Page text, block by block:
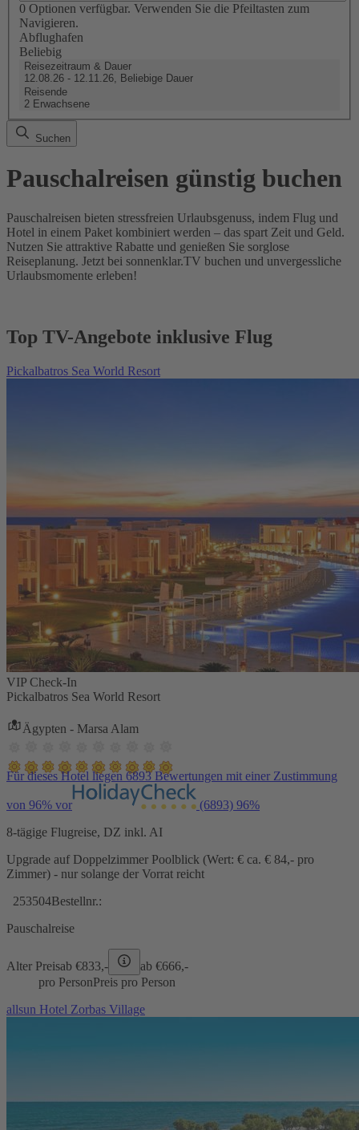
0 Optionen verfügbar. Verwenden Sie die Pfeiltasten zum
Navigieren.
Abflughafen
Beliebig
Reisezeitraum & Dauer
12.08.26 - 12.11.26, Beliebige Dauer
Reisende
2 Erwachsene
Suchen
Pauschalreisen günstig buchen
Pauschalreisen bieten stressfreien Urlaubsgenuss, indem Flug und
Hotel in einem Paket kombiniert werden – das spart Zeit und Geld.
Nutzen Sie attraktive Rabatte und genießen Sie sorglose
Reiseplanung. Jetzt bei sonnenklar.TV buchen und unvergessliche
Urlaubsmomente erleben!
Top TV-Angebote inklusive Flug
Pickalbatros Sea World Resort
VIP Check-In
Pickalbatros Sea World Resort
Ägypten - Marsa Alam
Für dieses Hotel liegen 6893 Bewertungen mit einer Zustimmung
von 96% vor (6893) 96%
8-tägige Flugreise, DZ inkl. AI
Upgrade auf Doppelzimmer Poolblick (Wert: € ca. € 84,- pro
Zimmer) - nur solange der Vorrat reicht
253504Bestellnr.:
Pauschalreise
Alter Preisab €833,- ab €666,-
pro PersonPreis pro Person
allsun Hotel Zorbas Village